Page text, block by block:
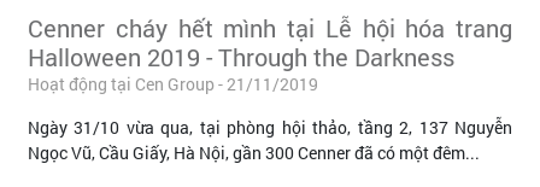
Cenner cháy hết mình tại Lễ hội hóa trang
Halloween 2019 - Through the Darkness
Hoạt động tại Cen Group - 21/11/2019
Ngày 31/10 vừa qua, tại phòng hội thảo, tầng 2, 137 Nguyễn
Ngọc Vũ, Cầu Giấy, Hà Nội, gần 300 Cenner đã có một đêm...